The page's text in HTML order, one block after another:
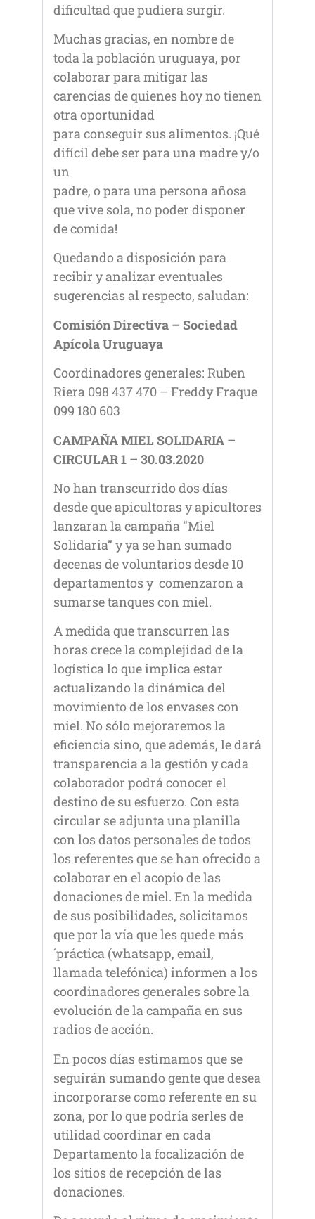
dificultad que pudiera surgir.
Muchas gracias, en nombre de
toda la población uruguaya, por
colaborar para mitigar las
carencias de quienes hoy no tienen
otra oportunidad
para conseguir sus alimentos. ¡Qué
difícil debe ser para una madre y/o
un
padre, o para una persona añosa
que vive sola, no poder disponer
de comida!
Quedando a disposición para
recibir y analizar eventuales
sugerencias al respecto, saludan:
Comisión Directiva – Sociedad
Apícola Uruguaya
Coordinadores generales: Ruben
Riera 098 437 470 – Freddy Fraque
099 180 603
CAMPAÑA MIEL SOLIDARIA –
CIRCULAR 1 – 30.03.2020
No han transcurrido dos días
desde que apicultoras y apicultores
lanzaran la campaña “Miel
Solidaria” y ya se han sumado
decenas de voluntarios desde 10
departamentos y comenzaron a
sumarse tanques con miel.
A medida que transcurren las
horas crece la complejidad de la
logística lo que implica estar
actualizando la dinámica del
movimiento de los envases con
miel. No sólo mejoraremos la
eficiencia sino, que además, le dará
transparencia a la gestión y cada
colaborador podrá conocer el
destino de su esfuerzo. Con esta
circular se adjunta una planilla
con los datos personales de todos
los referentes que se han ofrecido a
colaborar en el acopio de las
donaciones de miel. En la medida
de sus posibilidades, solicitamos
que por la vía que les quede más
´práctica (whatsapp, email,
llamada telefónica) informen a los
coordinadores generales sobre la
evolución de la campaña en sus
radios de acción.
En pocos días estimamos que se
seguirán sumando gente que desea
incorporarse como referente en su
zona, por lo que podría serles de
utilidad coordinar en cada
Departamento la focalización de
los sitios de recepción de las
donaciones.